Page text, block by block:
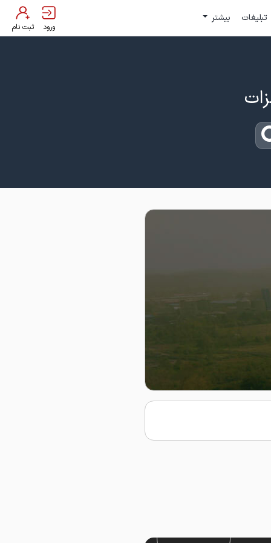
تبلیغات بیشتر
ورود ثبت نام